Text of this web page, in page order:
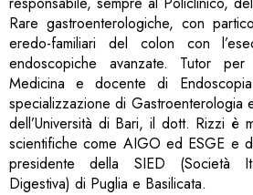
Rare gastroenterologiche, con
eredo-familiari del colon con
endoscopiche avanzate. Tutor
Medicina e docente di
specializzazione di Gastroenterologia
dell’Università di Bari, il dott. Rizzi è
scientifiche come AIGO ed ESGE e
presidente della SIED (Società
Digestiva) di Puglia e Basilicata.